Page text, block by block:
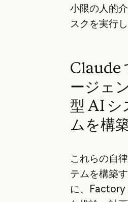
小限の人的
スクを実行し
Claude
ージェ
型 AI シ
ムを構
これらの自
テムを構築
に、Factory